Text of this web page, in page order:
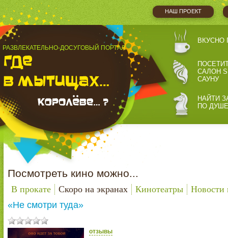
НАШ ПРОЕКТ
РАЗВЛЕКАТЕЛЬНО-ДОСУГОВЫЙ ПОРТАЛ
ВКУСНО
САЛОН
САУНУ
НАЙТИ
ПО ДУШЕ
Посмотреть кино можно...
В прокате Скоро на экранах Кинотеатры
Новости
«Не смотри туда»
отзывы